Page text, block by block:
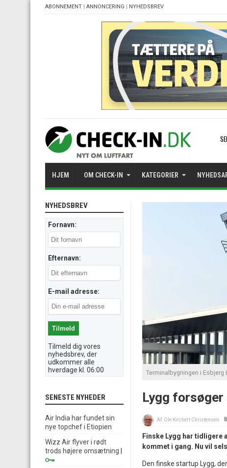
ABONNEMENT | ANNONCERING | NYHEDSBREV
HJEM OM CHECK-IN KATEGORIER
Terminalbygningen i
Lygg
Af: Ole Kirchert Christensen
Finske Lygg har tidligere
kommet i gang. Nu vil
Den finske startup Lygg,
NYHEDSBREV
Fornavn:
Efternavn:
E-mail adresse:
Tilmeld dig vores
nyhedsbrev, der
udkommer alle
hverdage kl. 06:00
SENESTE NYHEDER
Air India har fundet sin
nye topchef i Etiopien
Wizz Air flyver i rødt
trods højere omsætning